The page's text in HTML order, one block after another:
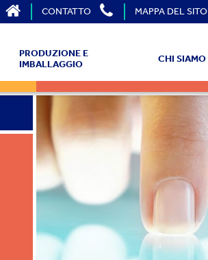
CONTATTO MAPPA DEL SITO
PRODUZIONE E
IMBALLAGGIO
CHI SIAMO